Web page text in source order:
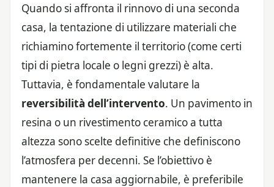
Quando si affronta il rinnovo di una seconda
casa, la tentazione di utilizzare materiali che
richiamino fortemente il territorio (come certi
tipi di pietra locale o legni grezzi) è alta.
Tuttavia, è fondamentale valutare la
reversibilità dell’intervento. Un pavimento in
resina o un rivestimento ceramico a tutta
altezza sono scelte definitive che definiscono
l’atmosfera per decenni. Se l’obiettivo è
mantenere la casa aggiornabile, è preferibile